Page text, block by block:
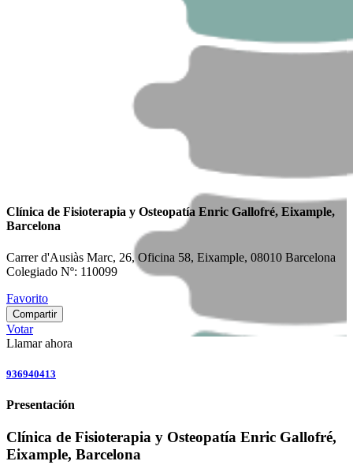
Clínica de Fisioterapia y Osteopatía Enric Gallofré, Eixample,
Barcelona
Carrer d'Ausiàs Marc, 26, Oficina 58, Eixample, 08010 Barcelona
Colegiado Nº: 110099
Favorito
Compartir
Votar
Llamar ahora
936940413
Presentación
Clínica de Fisioterapia y Osteopatía Enric Gallofré,
Eixample, Barcelona